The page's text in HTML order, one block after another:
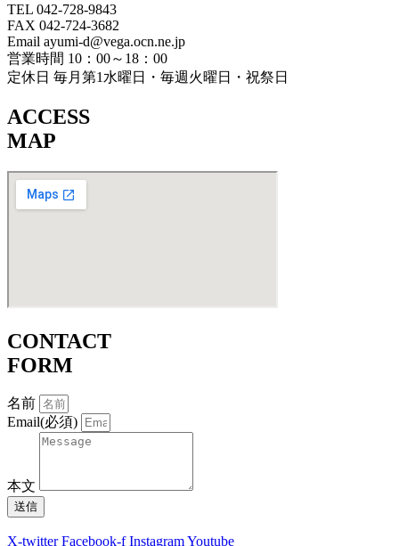
TEL 042-728-9843
FAX 042-724-3682
Email ayumi-d@vega.ocn.ne.jp
営業時間 10：00～18：00
定休日 毎月第1水曜日・毎週火曜日・祝祭日
ACCESS
MAP
CONTACT
FORM
名前
Email(必須)
本文
送信
X-twitter Facebook-f InstagramYoutube